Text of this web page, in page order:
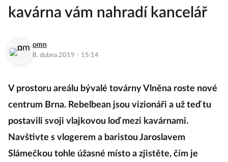
kavárna vám nahradí kancelář
omn
8. dubna 2019 · 15:14
V prostoru areálu bývalé továrny Vlněna roste nové
centrum Brna. Rebelbean jsou vizionáři a už teď tu
postavili svoji vlajkovou loď mezi kavárnami.
Navštivte s vlogerem a baristou Jaroslavem
Slámečkou tohle úžasné místo a zjistěte, čím je